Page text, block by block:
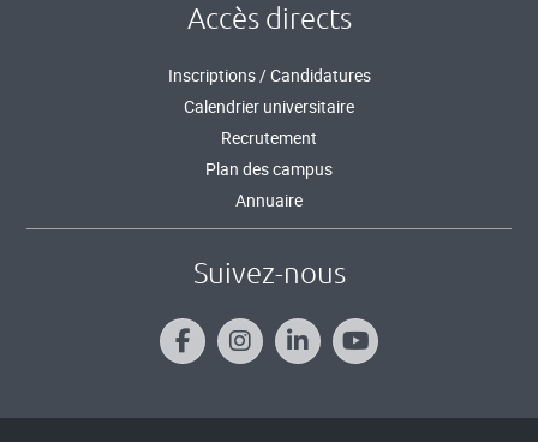
Accès directs
Inscriptions / Candidatures
Calendrier universitaire
Recrutement
Plan des campus
Annuaire
Suivez-nous